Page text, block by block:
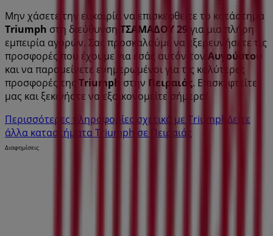
Μην χάσετε την ευκαιρία να επισκεφθείτε το κατάστημα
Triumph στη διεύθυνση ΤΣΑΜΑΔΟΥ 29 για μια πλήρη
εμπειρία αγορών. Σας προσκαλούμε να εξερευνήσετε τις
προσφορές που έχουμε για εσάς αυτόν τον Αυγούστου
και να παραμείνετε ενημερωμένοι για τις καλύτερες
προσφορές της Triumph στην Πειραιάς. Επισκεφτείτε
μας και ξεκινήστε να εξοικονομείτε σήμερα!
Περισσότερες πληροφορίες σχετικά με Triumph Δείτε
άλλα καταστήματα Triumph σε Πειραιάς
Διαφημίσεις